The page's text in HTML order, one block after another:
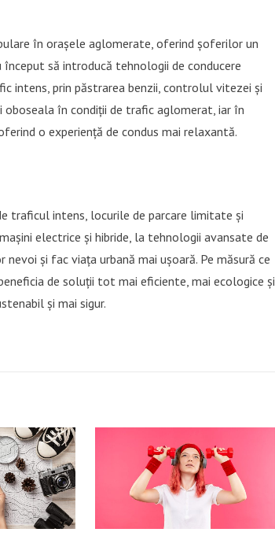
în orașele aglomerate, oferind șoferilor un
început să introducă tehnologii de conducere
intens, prin păstrarea benzii, controlul vitezei și
în condiții de trafic aglomerat, iar în
o experiență de condus mai relaxantă.
traficul intens, locurile de parcare limitate și
electrice și hibride, la tehnologii avansate de
și fac viața urbană mai ușoară. Pe măsură ce
de soluții tot mai eficiente, mai ecologice și
și mai sigur.